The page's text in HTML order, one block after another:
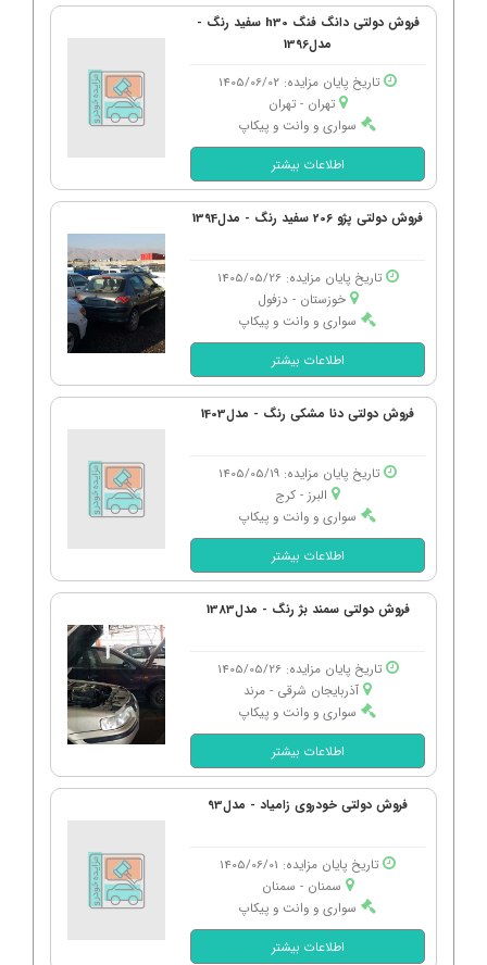
فروش دولتی دانگ فنگ h30 سفید رنگ -
مدل1396
تاریخ پایان مزایده: 1405/06/02
تهران - تهران
سواری و وانت و پیکاپ
اطلاعات بیشتر
فروش دولتی پژو 206 سفید رنگ - مدل1394
تاریخ پایان مزایده: 1405/05/26
خوزستان - دزفول
سواری و وانت و پیکاپ
اطلاعات بیشتر
فروش دولتی دنا مشکی رنگ - مدل1403
تاریخ پایان مزایده: 1405/05/19
البرز - كرج
سواری و وانت و پیکاپ
اطلاعات بیشتر
فروش دولتی سمند بژ رنگ - مدل1383
تاریخ پایان مزایده: 1405/05/26
آذربایجان شرقی - مرند
سواری و وانت و پیکاپ
اطلاعات بیشتر
فروش دولتی خودروی زامیاد - مدل93
تاریخ پایان مزایده: 1405/06/01
سمنان - سمنان
سواری و وانت و پیکاپ
اطلاعات بیشتر